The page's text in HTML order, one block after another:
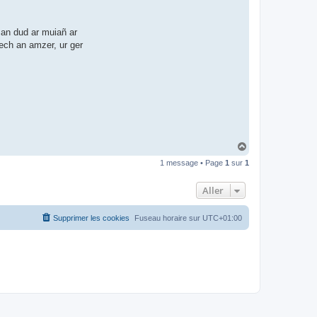
dud ar muiañ ar
an amzer, ur ger
u
1 message • Page 1 sur 1
Aller
Fuseau horaire sur UTC+01:00
Supprimer les cookies